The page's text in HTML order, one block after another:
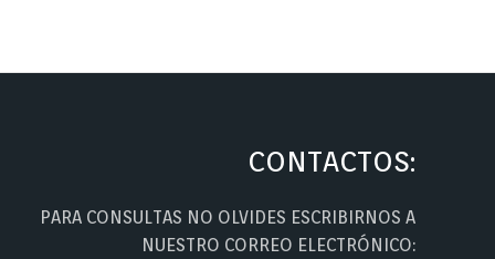
CONTACTOS:
PARA CONSULTAS NO OLVIDES ESCRIBIRNOS A
NUESTRO CORREO ELECTRÓNICO: